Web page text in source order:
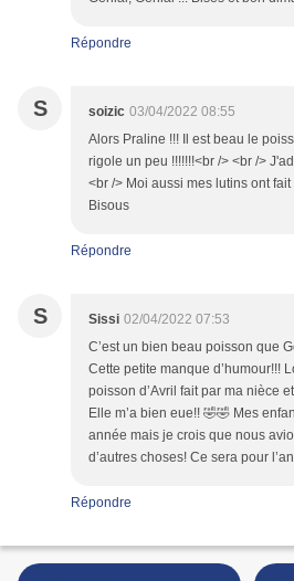
Répondre
S soizic 03/04/2022 08:55
Alors Praline !!! Il est beau le
rigole un peu !!!!!!!<br /> <br />
<br /> Moi aussi mes lutins ont
Bisous
Répondre
S Sissi 02/04/2022 07:53
C’est un bien beau poisson que
Cette petite manque d’humour!!!
poisson d’Avril fait par ma nièce
Elle m’a bien eue!! 🤣🤣 Mes
année mais je crois que nous
d’autres choses! Ce sera pour
Répondre